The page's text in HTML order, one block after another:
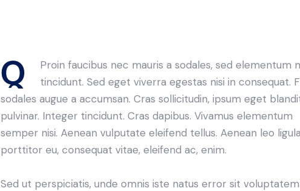
Q
Proin faucibus nec mauris a sodales, sed elementum
tincidunt. Sed eget viverra egestas nisi in consequat.
sodales augue a accumsan. Cras sollicitudin, ipsum eget
pulvinar. Integer tincidunt. Cras dapibus. Vivamus elementum
semper nisi. Aenean vulputate eleifend tellus. Aenean leo
porttitor eu, consequat vitae, eleifend ac, enim.
Sed ut perspiciatis, unde omnis iste natus error sit voluptatem